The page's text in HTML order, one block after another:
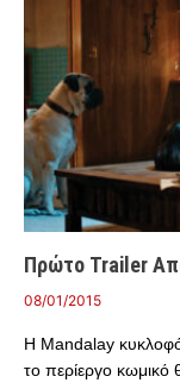
Πρώτο Trailer
08/01/2015
Η Mandalay
το περίεργο κωμικό